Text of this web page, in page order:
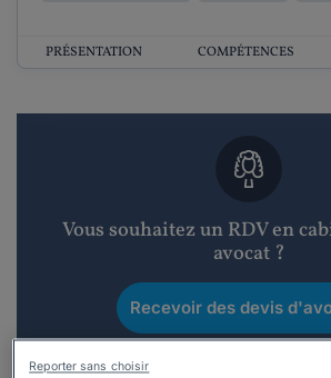
PRÉSENTATION COMPÉTENCES
Vous souhaitez un RDV en
avocat ?
Recevoir des devis
Reporter sans choisir